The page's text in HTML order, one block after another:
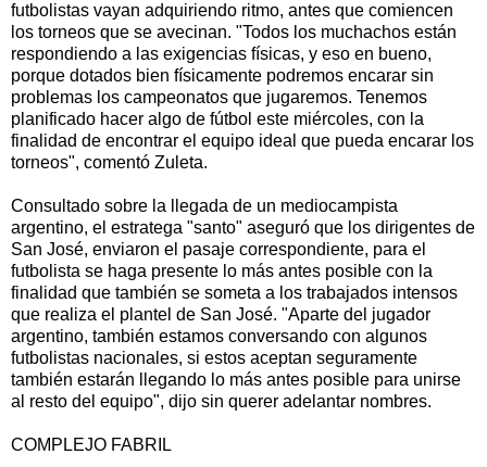
futbolistas vayan adquiriendo ritmo, antes que comiencen
los torneos que se avecinan. "Todos los muchachos están
respondiendo a las exigencias físicas, y eso en bueno,
porque dotados bien físicamente podremos encarar sin
problemas los campeonatos que jugaremos. Tenemos
planificado hacer algo de fútbol este miércoles, con la
finalidad de encontrar el equipo ideal que pueda encarar los
torneos", comentó Zuleta.
Consultado sobre la llegada de un mediocampista
argentino, el estratega "santo" aseguró que los dirigentes de
San José, enviaron el pasaje correspondiente, para el
futbolista se haga presente lo más antes posible con la
finalidad que también se someta a los trabajados intensos
que realiza el plantel de San José. "Aparte del jugador
argentino, también estamos conversando con algunos
futbolistas nacionales, si estos aceptan seguramente
también estarán llegando lo más antes posible para unirse
al resto del equipo", dijo sin querer adelantar nombres.
COMPLEJO FABRIL